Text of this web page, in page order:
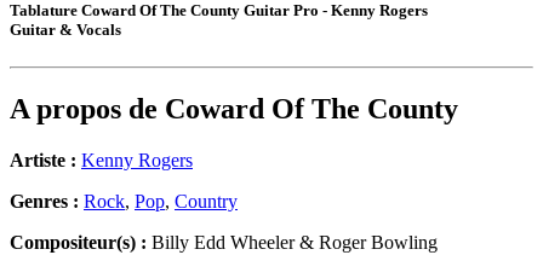
Tablature Coward Of The County Guitar Pro - Kenny Rogers
Guitar & Vocals
A propos de Coward Of The County
Artiste : Kenny Rogers
Genres : Rock, Pop, Country
Compositeur(s) : Billy Edd Wheeler & Roger Bowling